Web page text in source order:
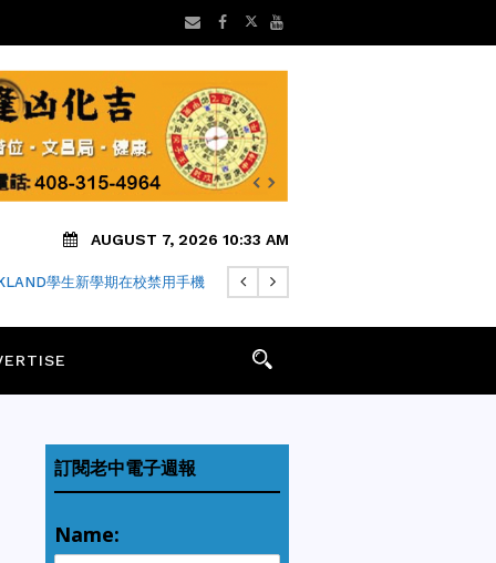
AUGUST 7, 2026 10:33 AM
瀏覽器隱私中繼仍可能洩露IP
訂閱老中電子週報
Name: